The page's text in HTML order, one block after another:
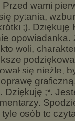
wami
pytania,
;). Dziękuję
opowiadanka.
woli,
się nieźle,
Dziękuję ;*.
tyle osób to